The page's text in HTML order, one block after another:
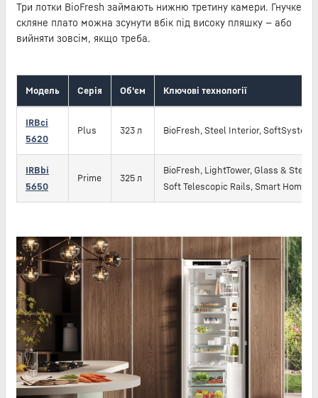
Три лотки BioFresh займають нижню третину камери. Гнучке
скляне плато можна зсунути вбік під високу пляшку — або
вийняти зовсім, якщо треба.
Модель Серія Об'єм Ключові технології
IRBci
5620
Plus 323 л BioFresh, Steel Interior, SoftSystem
IRBbi
5650
Prime 325 л
BioFresh, LightTower, Glass & Steel
Soft Telescopic Rails, Smart Home